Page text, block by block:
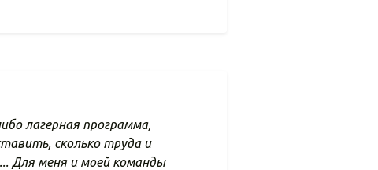
лагерная программа,
сколько труда и
Для меня и моей команды